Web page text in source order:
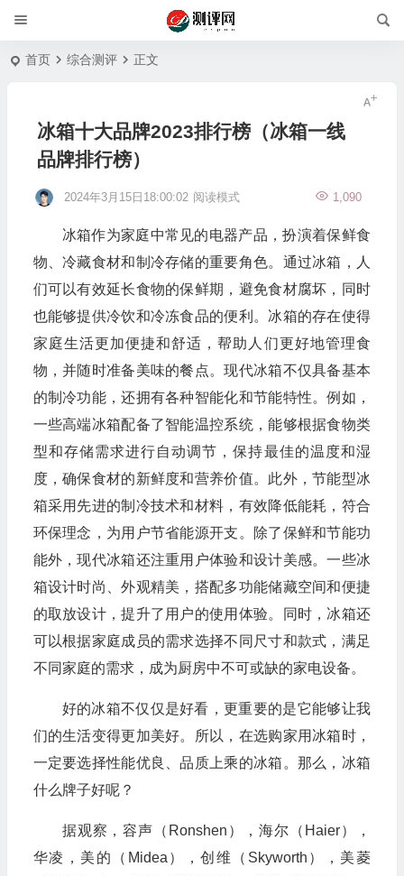
首页 综合测评 正文
冰箱十大品牌2023排行榜（冰箱一线
品牌排行榜）
2024年3月15日18:00:02 1,090
阅读模式
冰箱作为家庭中常见的电器产品，扮演着保鲜食
物、冷藏食材和制冷存储的重要角色。通过冰箱，人
们可以有效延长食物的保鲜期，避免食材腐坏，同时
也能够提供冷饮和冷冻食品的便利。冰箱的存在使得
家庭生活更加便捷和舒适，帮助人们更好地管理食
物，并随时准备美味的餐点。现代冰箱不仅具备基本
的制冷功能，还拥有各种智能化和节能特性。例如，
一些高端冰箱配备了智能温控系统，能够根据食物类
型和存储需求进行自动调节，保持最佳的温度和湿
度，确保食材的新鲜度和营养价值。此外，节能型冰
箱采用先进的制冷技术和材料，有效降低能耗，符合
环保理念，为用户节省能源开支。除了保鲜和节能功
能外，现代冰箱还注重用户体验和设计美感。一些冰
箱设计时尚、外观精美，搭配多功能储藏空间和便捷
的取放设计，提升了用户的使用体验。同时，冰箱还
可以根据家庭成员的需求选择不同尺寸和款式，满足
不同家庭的需求，成为厨房中不可或缺的家电设备。
好的冰箱不仅仅是好看，更重要的是它能够让我
们的生活变得更加美好。所以，在选购家用冰箱时，
一定要选择性能优良、品质上乘的冰箱。那么，冰箱
什么牌子好呢？
据观察，容声（Ronshen），海尔（Haier），
华凌，美的（Midea），创维（Skyworth），美菱